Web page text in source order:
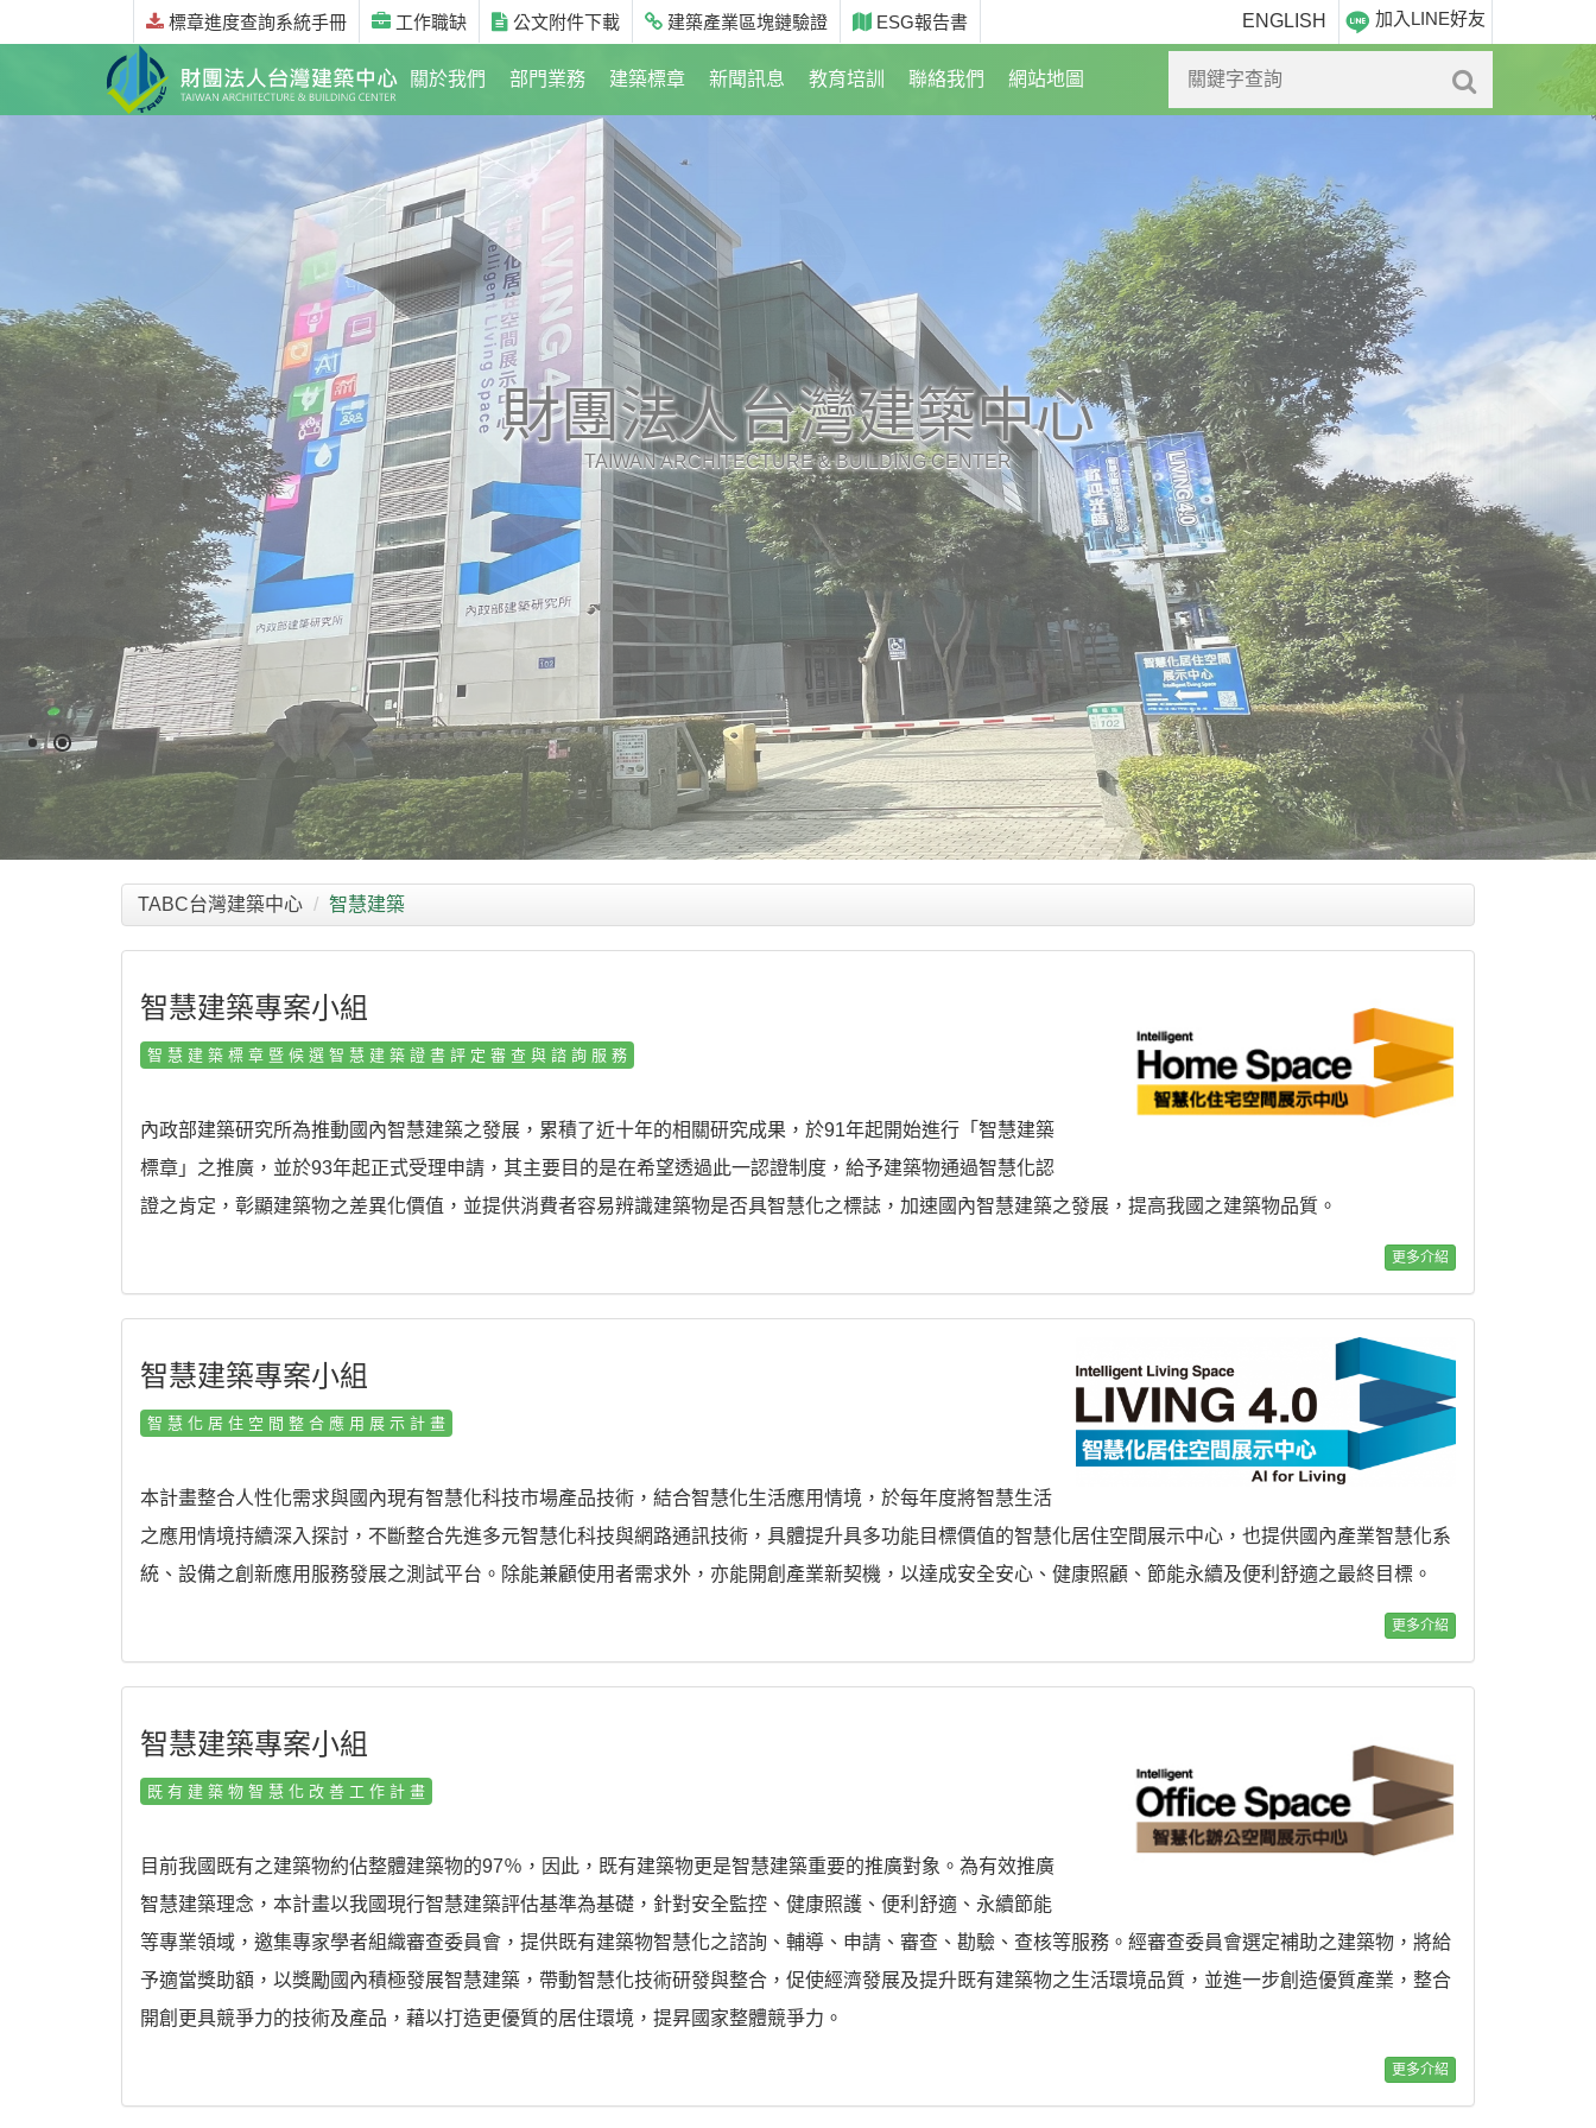
標章進度查詢系統手冊 工作職缺 公文附件下載 建築產業區塊鏈驗證 ESG報告書 ENGLISH 加入LINE好友
關於我們 部門業務 建築標章 新聞訊息 教育培訓 聯絡我們 網站地圖
財團法人台灣建築中心
TAIWAN ARCHITECTURE & BUILDING CENTER
TABC台灣建築中心 智慧建築
智慧建築專案小組
智慧建築標章暨候選智慧建築證書評定審查與諮詢服務
內政部建築研究所為推動國內智慧建築之發展，累積了近十年的相關研究成果，於91年起開始進行「智慧建築
標章」之推廣，並於93年起正式受理申請，其主要目的是在希望透過此一認證制度，給予建築物通過智慧化認
證之肯定，彰顯建築物之差異化價值，並提供消費者容易辨識建築物是否具智慧化之標誌，加速國內智慧建築之發展，提高我國之建築物品質。
更多介紹
智慧建築專案小組
智慧化居住空間整合應用展示計畫
本計畫整合人性化需求與國內現有智慧化科技市場產品技術，結合智慧化生活應用情境，於每年度將智慧生活
之應用情境持續深入探討，不斷整合先進多元智慧化科技與網路通訊技術，具體提升具多功能目標價值的智慧化居住空間展示中心，也提供國內產業智慧化系
統、設備之創新應用服務發展之測試平台。除能兼顧使用者需求外，亦能開創產業新契機，以達成安全安心、健康照顧、節能永續及便利舒適之最終目標。
更多介紹
智慧建築專案小組
既有建築物智慧化改善工作計畫
目前我國既有之建築物約佔整體建築物的97％，因此，既有建築物更是智慧建築重要的推廣對象。為有效推廣
智慧建築理念，本計畫以我國現行智慧建築評估基準為基礎，針對安全監控、健康照護、便利舒適、永續節能
等專業領域，邀集專家學者組織審查委員會，提供既有建築物智慧化之諮詢、輔導、申請、審查、勘驗、查核等服務。經審查委員會選定補助之建築物，將給
予適當獎助額，以獎勵國內積極發展智慧建築，帶動智慧化技術研發與整合，促使經濟發展及提升既有建築物之生活環境品質，並進一步創造優質產業，整合
開創更具競爭力的技術及產品，藉以打造更優質的居住環境，提昇國家整體競爭力。
更多介紹